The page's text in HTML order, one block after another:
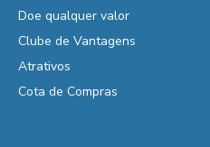
Doe qualquer valor
Clube de Vantagens
Atrativos
Cota de Compras